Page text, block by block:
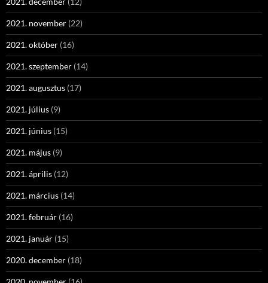
2021. november (22)
2021. október (16)
2021. szeptember (14)
2021. augusztus (17)
2021. július (9)
2021. június (15)
2021. május (9)
2021. április (12)
2021. március (14)
2021. február (16)
2021. január (15)
2020. december (18)